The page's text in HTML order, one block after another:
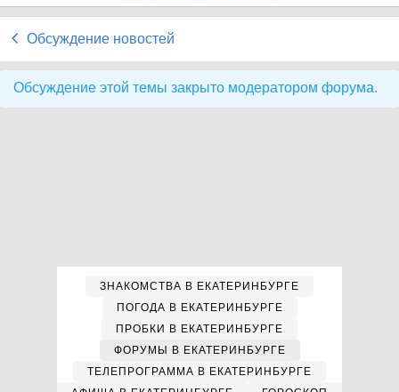
Обсуждение новостей
Обсуждение этой темы закрыто модератором форума.
ЗНАКОМСТВА В ЕКАТЕРИНБУРГЕ
ПОГОДА В ЕКАТЕРИНБУРГЕ
ПРОБКИ В ЕКАТЕРИНБУРГЕ
ФОРУМЫ В ЕКАТЕРИНБУРГЕ
ТЕЛЕПРОГРАММА В ЕКАТЕРИНБУРГЕ